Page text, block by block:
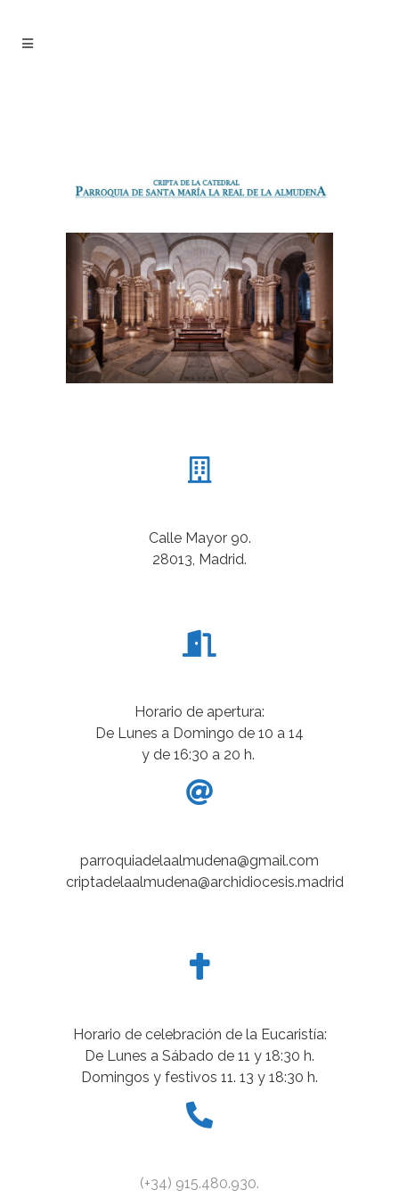
Calle Mayor 90.
28013, Madrid.
Horario de apertura:
De Lunes a Domingo de 10 a 14
y de 16:30 a 20 h.
parroquiadelaalmudena@gmail.com
criptadelaalmudena@archidiocesis.madrid
Horario de celebración de la Eucaristía:
De Lunes a Sábado de 11 y 18:30 h.
Domingos y festivos 11. 13 y 18:30 h.
(+34) 915.480.930.